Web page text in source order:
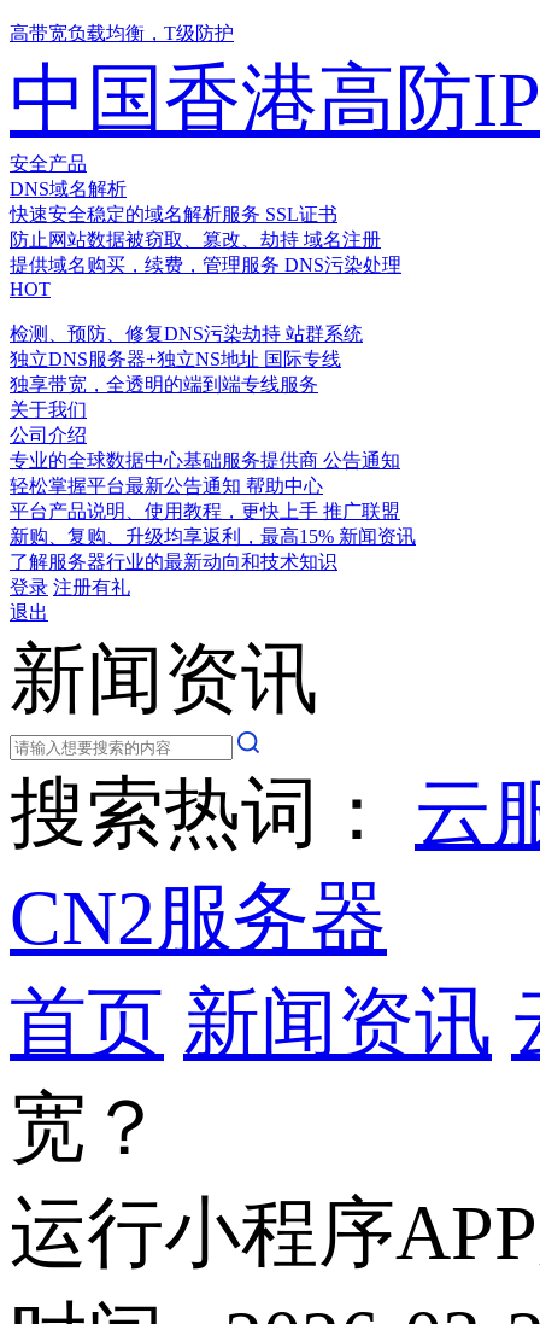
高带宽负载均衡，T级防护
中国香港高防IP
安全产品
DNS域名解析
快速安全稳定的域名解析服务 SSL证书
防止网站数据被窃取、篡改、劫持 域名注册
提供域名购买，续费，管理服务 DNS污染处理
HOT
检测、预防、修复DNS污染劫持 站群系统
独立DNS服务器+独立NS地址 国际专线
独享带宽，全透明的端到端专线服务
关于我们
公司介绍
专业的全球数据中心基础服务提供商 公告通知
轻松掌握平台最新公告通知 帮助中心
平台产品说明、使用教程，更快上手 推广联盟
新购、复购、升级均享返利，最高15% 新闻资讯
了解服务器行业的最新动向和技术知识
登录 注册有礼
退出
新闻资讯
搜索热词： 云
CN2服务器
首页 新闻资讯
宽？
运行小程序